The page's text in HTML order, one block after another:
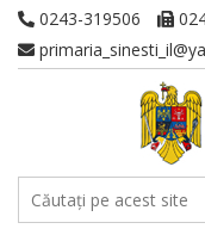
0243-319506